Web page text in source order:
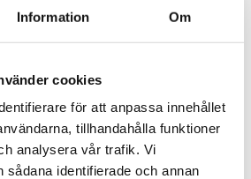
Information Om
cookies
för att anpassa innehållet
tillhandahålla funktioner
analysera vår trafik. Vi
sådana identifierade och annan
INLÄGG